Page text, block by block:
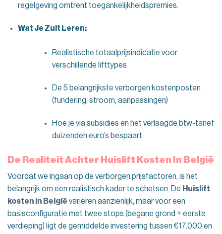
regelgeving omtrent toegankelijkheidspremies.
Wat Je Zult Leren:
Realistische totaalprijsindicatie voor
verschillende lifttypes
De 5 belangrijkste verborgen kostenposten
(fundering, stroom, aanpassingen)
Hoe je via subsidies en het verlaagde btw-tarief
duizenden euro’s bespaart
De Realiteit Achter Huislift Kosten In België
Voordat we ingaan op de verborgen prijsfactoren, is het
belangrijk om een realistisch kader te schetsen. De Huislift
kosten in België variëren aanzienlijk, maar voor een
basisconfiguratie met twee stops (begane grond + eerste
verdieping) ligt de gemiddelde investering tussen €17.000 en